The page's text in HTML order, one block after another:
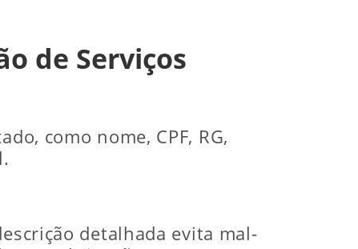
de Serviços
como nome, CPF, RG,
detalhada evita mal-